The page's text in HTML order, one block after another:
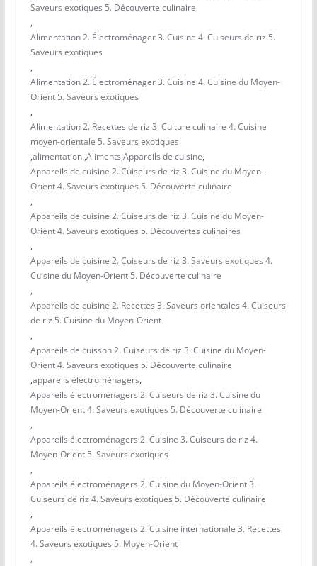
Saveurs exotiques 5. Découverte culinaire
,
Alimentation 2. Électroménager 3. Cuisine 4. Cuiseurs de riz 5.
Saveurs exotiques
,
Alimentation 2. Électroménager 3. Cuisine 4. Cuisine du Moyen-
Orient 5. Saveurs exotiques
,
Alimentation 2. Recettes de riz 3. Culture culinaire 4. Cuisine
moyen-orientale 5. Saveurs exotiques
,alimentation.,Aliments,Appareils de cuisine,
Appareils de cuisine 2. Cuiseurs de riz 3. Cuisine du Moyen-
Orient 4. Saveurs exotiques 5. Découverte culinaire
,
Appareils de cuisine 2. Cuiseurs de riz 3. Cuisine du Moyen-
Orient 4. Saveurs exotiques 5. Découvertes culinaires
,
Appareils de cuisine 2. Cuiseurs de riz 3. Saveurs exotiques 4.
Cuisine du Moyen-Orient 5. Découverte culinaire
,
Appareils de cuisine 2. Recettes 3. Saveurs orientales 4. Cuiseurs
de riz 5. Cuisine du Moyen-Orient
,
Appareils de cuisson 2. Cuiseurs de riz 3. Cuisine du Moyen-
Orient 4. Saveurs exotiques 5. Découverte culinaire
,appareils électroménagers,
Appareils électroménagers 2. Cuiseurs de riz 3. Cuisine du
Moyen-Orient 4. Saveurs exotiques 5. Découverte culinaire
,
Appareils électroménagers 2. Cuisine 3. Cuiseurs de riz 4.
Moyen-Orient 5. Saveurs exotiques
,
Appareils électroménagers 2. Cuisine du Moyen-Orient 3.
Cuiseurs de riz 4. Saveurs exotiques 5. Découverte culinaire
,
Appareils électroménagers 2. Cuisine internationale 3. Recettes
4. Saveurs exotiques 5. Moyen-Orient
,